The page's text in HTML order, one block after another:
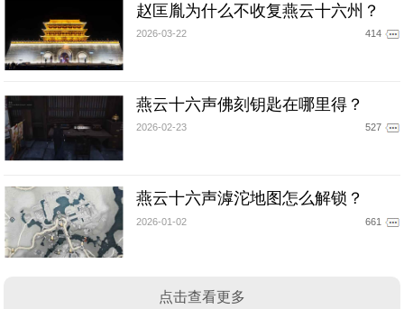
赵匡胤为什么不收复燕云十六州？
2026-03-22 414
燕云十六声佛刻钥匙在哪里得？
2026-02-23 527
燕云十六声滹沱地图怎么解锁？
2026-01-02 661
点击查看更多